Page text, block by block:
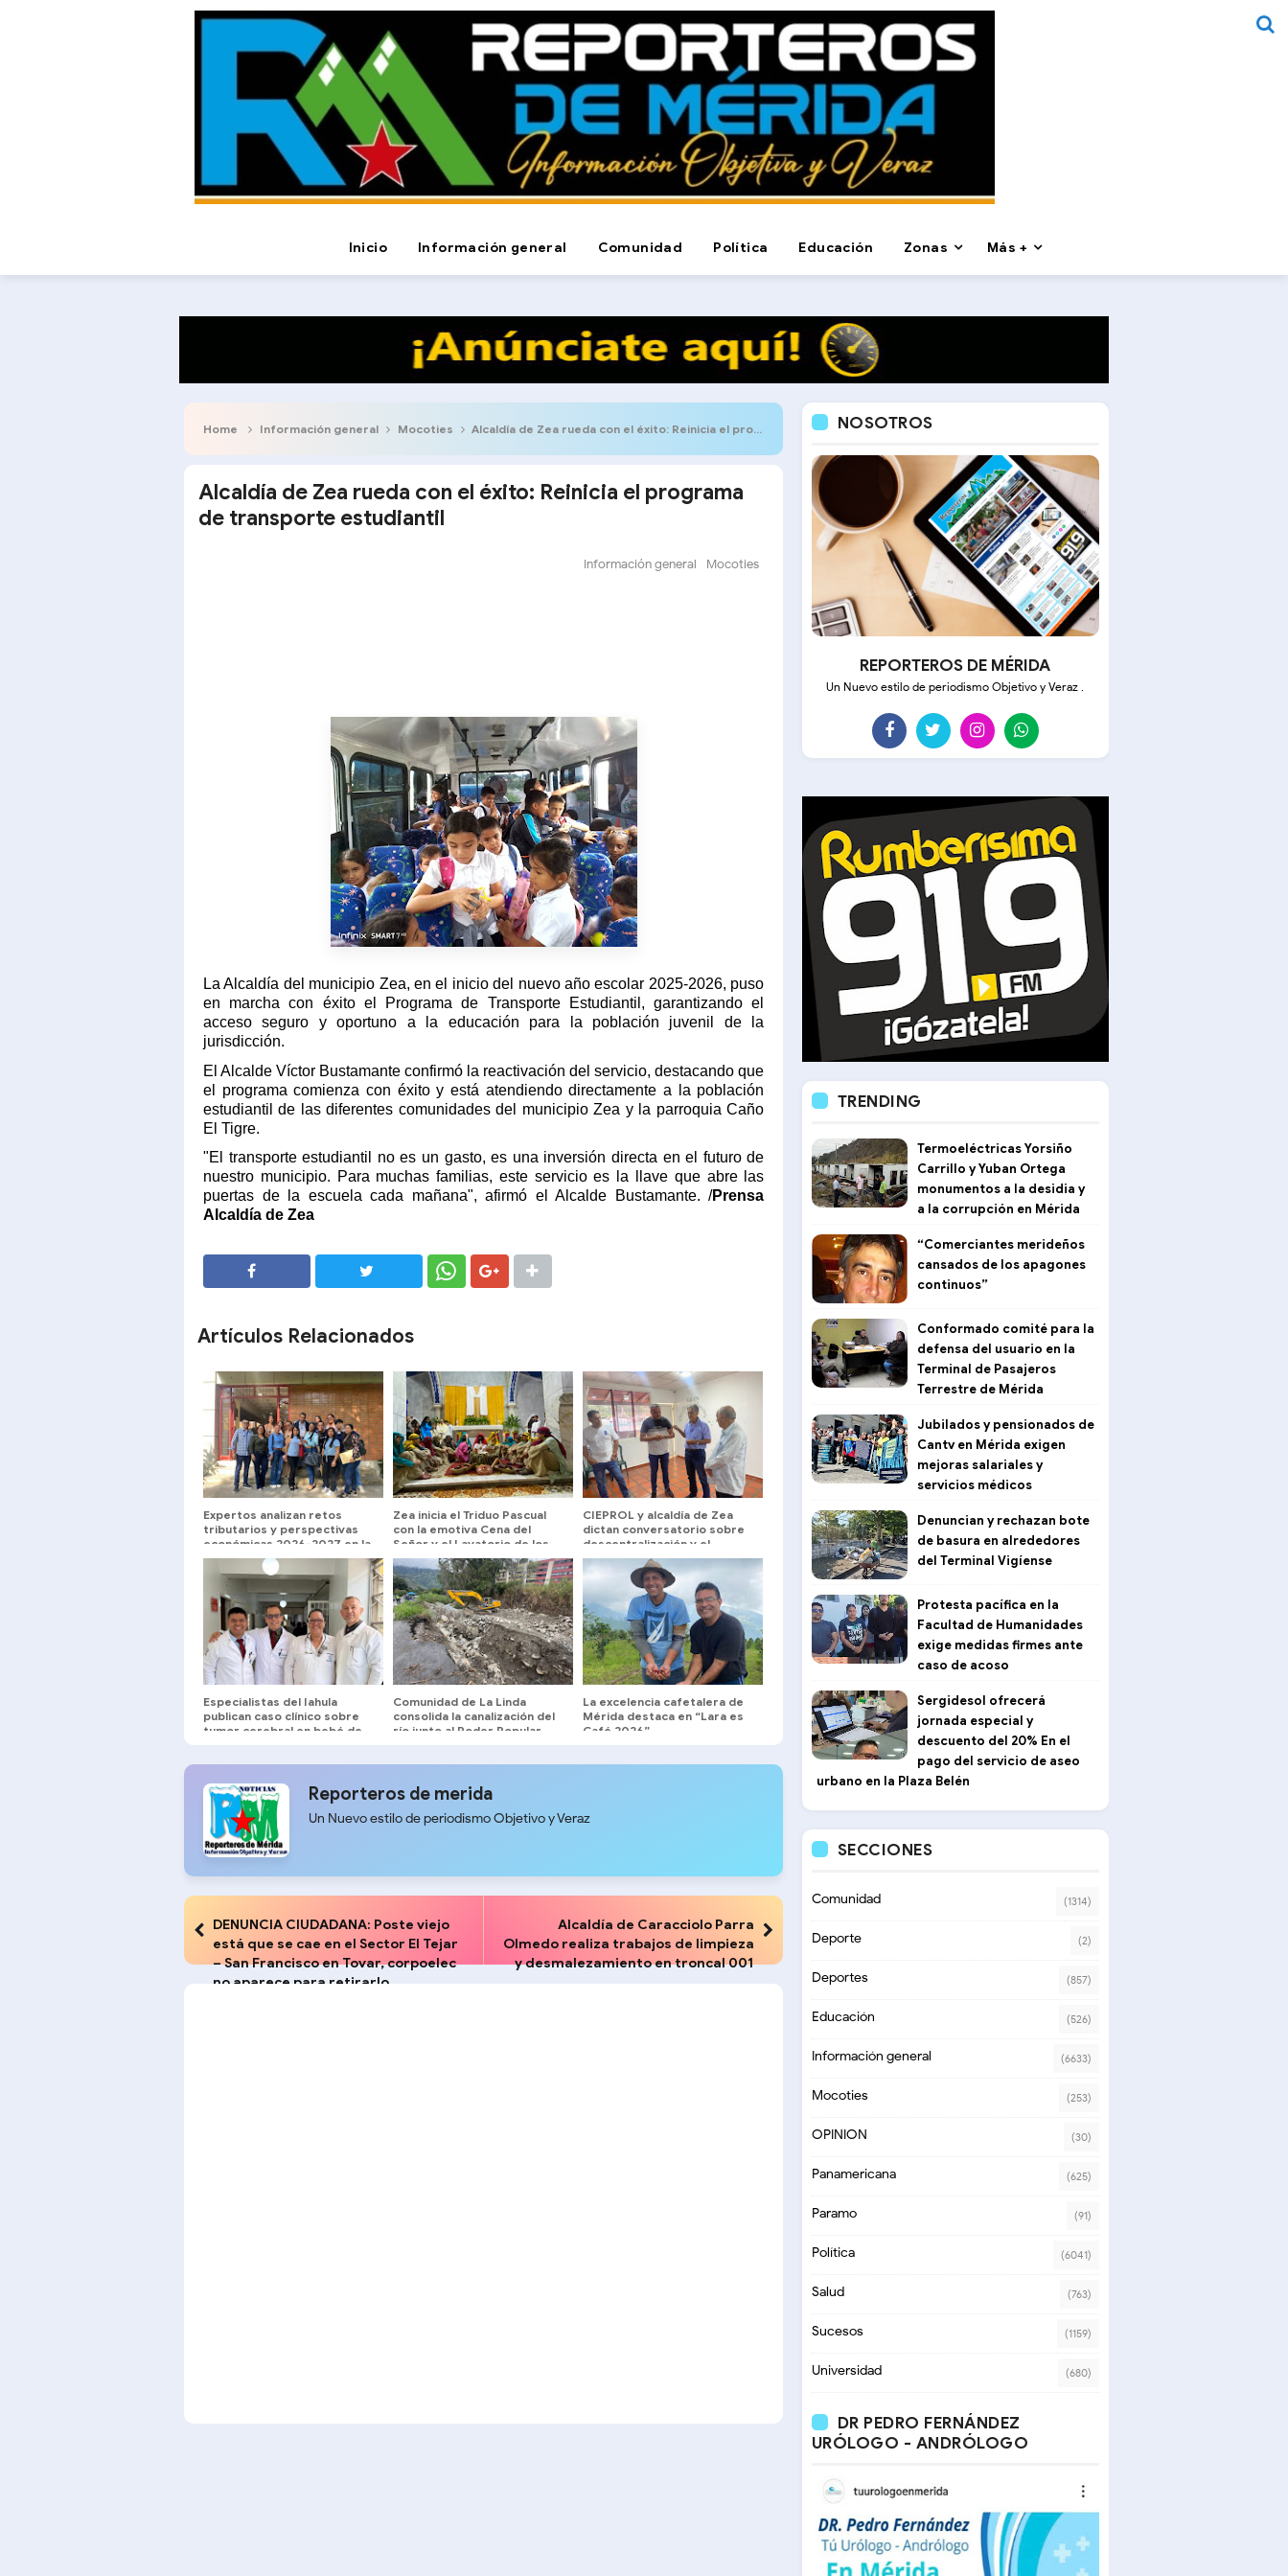
Inicio Información general Comunidad Política Educación Zonas Más +
Home Información general Mocoties Alcaldía de Zea rueda con el éxito: Reinicia el programa de transporte estudiantil
Alcaldía de Zea rueda con el éxito: Reinicia el programa
de transporte estudiantil
Información general Mocoties
La Alcaldía del municipio Zea, en el inicio del nuevo año escolar 2025-2026, puso
en marcha con éxito el Programa de Transporte Estudiantil, garantizando el
acceso seguro y oportuno a la educación para la población juvenil de la
jurisdicción.
El Alcalde Víctor Bustamante confirmó la reactivación del servicio, destacando que
el programa comienza con éxito y está atendiendo directamente a la población
estudiantil de las diferentes comunidades del municipio Zea y la parroquia Caño
El Tigre.
"El transporte estudiantil no es un gasto, es una inversión directa en el futuro de
nuestro municipio. Para muchas familias, este servicio es la llave que abre las
puertas de la escuela cada mañana", afirmó el Alcalde Bustamante. /Prensa
Alcaldía de Zea
Artículos Relacionados
Expertos analizan retos
tributarios y perspectivas
económicas 2026-2027 en la
ULA
Zea inicia el Triduo Pascual
con la emotiva Cena del
Señor y el Lavatorio de los
Pies
CIEPROL y alcaldía de Zea
dictan conversatorio sobre
descentralización y el
proyecto "Tierra de Gracia"
Especialistas del Iahula
publican caso clínico sobre
tumor cerebral en bebé de
Comunidad de La Linda
consolida la canalización del
río junto al Poder Popular
La excelencia cafetalera de
Mérida destaca en “Lara es
Café 2026”
Reporteros de merida
Un Nuevo estilo de periodismo Objetivo y Veraz
DENUNCIA CIUDADANA: Poste viejo
está que se cae en el Sector El Tejar
– San Francisco en Tovar, corpoelec
no aparece para retirarlo
Alcaldía de Caracciolo Parra
Olmedo realiza trabajos de limpieza
y desmalezamiento en troncal 001
NOSOTROS
REPORTEROS DE MÉRIDA
Un Nuevo estilo de periodismo Objetivo y Veraz .
TRENDING
Termoeléctricas Yorsiño
Carrillo y Yuban Ortega
monumentos a la desidia y
a la corrupción en Mérida
“Comerciantes merideños
cansados de los apagones
continuos”
Conformado comité para la
defensa del usuario en la
Terminal de Pasajeros
Terrestre de Mérida
Jubilados y pensionados de
Cantv en Mérida exigen
mejoras salariales y
servicios médicos
Denuncian y rechazan bote
de basura en alrededores
del Terminal Vigíense
Protesta pacífica en la
Facultad de Humanidades
exige medidas firmes ante
caso de acoso
Sergidesol ofrecerá
jornada especial y
descuento del 20% En el
pago del servicio de aseo
urbano en la Plaza Belén
SECCIONES
Comunidad (1314)
Deporte (2)
Deportes (857)
Educación (526)
Información general (6633)
Mocoties (253)
OPINION (30)
Panamericana (625)
Paramo (91)
Política (6041)
Salud (763)
Sucesos (1159)
Universidad (680)
DR PEDRO FERNÁNDEZ
URÓLOGO - ANDRÓLOGO